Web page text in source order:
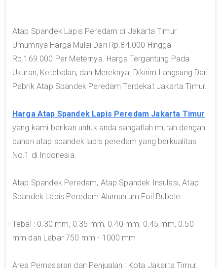
Atap Spandek Lapis Peredam di Jakarta Timur
Umumnya Harga Mulai Dari Rp.84.000 Hingga
Rp.169.000 Per Meternya. Harga Tergantung Pada
Ukuran, Ketebalan, dan Mereknya. Dikirim Langsung Dari
Pabrik Atap Spandek Peredam Terdekat Jakarta Timur.
Harga Atap Spandek Lapis Peredam Jakarta Timur
yang kami berikan untuk anda sangatlah murah dengan
bahan atap spandek lapis peredam yang berkualitas
No.1 di Indonesia.
Atap Spandek Peredam, Atap Spandek Insulasi, Atap
Spandek Lapis Peredam Alumunium Foil Bubble.
Tebal : 0.30 mm, 0.35 mm, 0.40 mm, 0.45 mm, 0.50
mm dan Lebar 750 mm - 1000 mm.
Area Pemasaran dan Penjualan : Kota Jakarta Timur.